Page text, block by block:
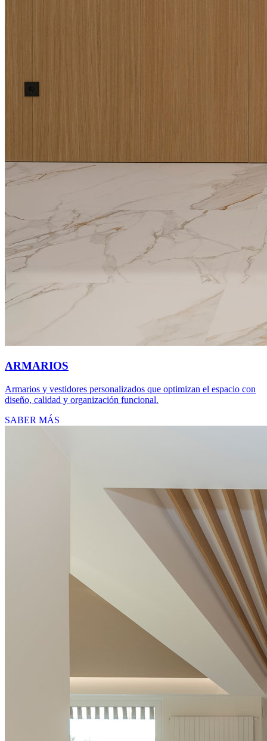
ARMARIOS
Armarios y vestidores personalizados que optimizan el espacio con
diseño, calidad y organización funcional.
SABER MÁS